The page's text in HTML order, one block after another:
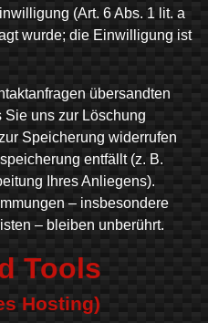
(Art. 6 Abs. 1 lit. a
wurde; die Einwilligung ist
übersandten
Sie uns zur Löschung
Speicherung widerrufen
entfällt (z. B.
Ihres Anliegens).
– insbesondere
– bleiben unberührt.
Tools
Hosting)